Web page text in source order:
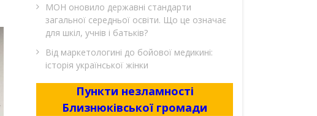
МОН оновило державні стандарти
загальної середньої освіти. Що це означає
для шкіл, учнів і батьків?
Від маркетологині до бойової медикині:
історія української жінки
Пункти незламності
Близнюківської громади